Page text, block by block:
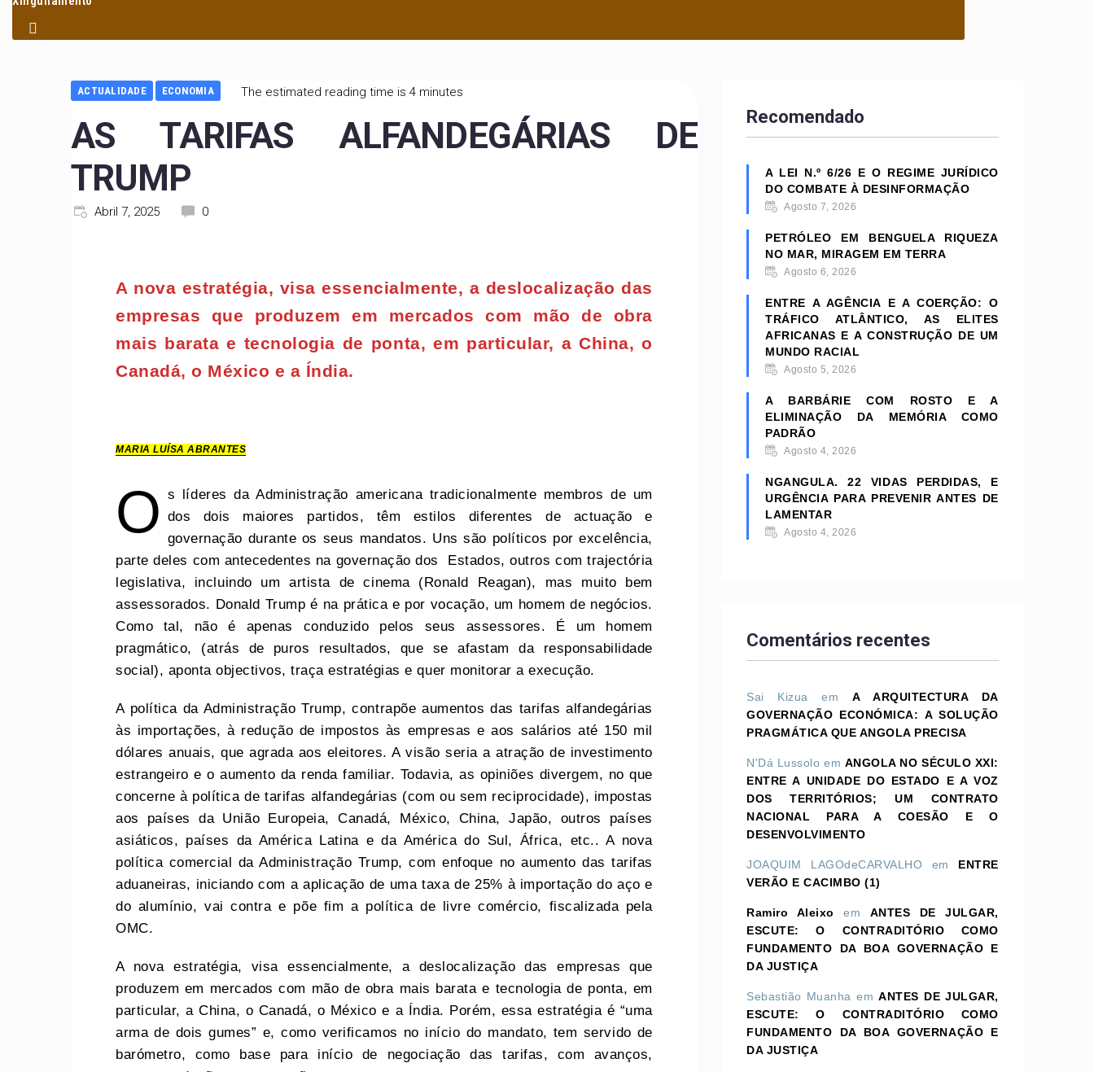
ACTUALIDADE ECONOMIA The estimated reading time is 4 minutes
AS TARIFAS ALFANDEGÁRIAS DE
TRUMP
Abril 7, 2025 0
A nova estratégia, visa essencialmente, a deslocalização das
empresas que produzem em mercados com mão de obra
mais barata e tecnologia de ponta, em particular, a China, o
Canadá, o México e a Índia.
MARIA LUÍSA ABRANTES
O s líderes da Administração americana tradicionalmente membros de um
dos dois maiores partidos, têm estilos diferentes de actuação e
governação durante os seus mandatos. Uns são políticos por excelência,
parte deles com antecedentes na governação dos Estados, outros com trajectória
legislativa, incluindo um artista de cinema (Ronald Reagan), mas muito bem
assessorados. Donald Trump é na prática e por vocação, um homem de negócios.
Como tal, não é apenas conduzido pelos seus assessores. É um homem
pragmático, (atrás de puros resultados, que se afastam da responsabilidade
social), aponta objectivos, traça estratégias e quer monitorar a execução.
A política da Administração Trump, contrapõe aumentos das tarifas alfandegárias
às importações, à redução de impostos às empresas e aos salários até 150 mil
dólares anuais, que agrada aos eleitores. A visão seria a atração de investimento
estrangeiro e o aumento da renda familiar. Todavia, as opiniões divergem, no que
concerne à política de tarifas alfandegárias (com ou sem reciprocidade), impostas
aos países da União Europeia, Canadá, México, China, Japão, outros países
asiáticos, países da América Latina e da América do Sul, África, etc.. A nova
política comercial da Administração Trump, com enfoque no aumento das tarifas
aduaneiras, iniciando com a aplicação de uma taxa de 25% à importação do aço e
do alumínio, vai contra e põe fim a política de livre comércio, fiscalizada pela
OMC.
A nova estratégia, visa essencialmente, a deslocalização das empresas que
produzem em mercados com mão de obra mais barata e tecnologia de ponta, em
particular, a China, o Canadá, o México e a Índia. Porém, essa estratégia é “uma
arma de dois gumes” e, como verificamos no início do mandato, tem servido de
barómetro, como base para início de negociação das tarifas, com avanços,
Recomendado
A LEI N.º 6/26 E O REGIME JURÍDICO
DO COMBATE À DESINFORMAÇÃO
Agosto 7, 2026
PETRÓLEO EM BENGUELA RIQUEZA
NO MAR, MIRAGEM EM TERRA
Agosto 6, 2026
ENTRE A AGÊNCIA E A COERÇÃO: O
TRÁFICO ATLÂNTICO, AS ELITES
AFRICANAS E A CONSTRUÇÃO DE UM
MUNDO RACIAL
Agosto 5, 2026
A BARBÁRIE COM ROSTO E A
ELIMINAÇÃO DA MEMÓRIA COMO
PADRÃO
Agosto 4, 2026
NGANGULA. 22 VIDAS PERDIDAS, E
URGÊNCIA PARA PREVENIR ANTES DE
LAMENTAR
Agosto 4, 2026
Comentários recentes
Sai Kizua emA ARQUITECTURA DA
GOVERNAÇÃO ECONÓMICA: A SOLUÇÃO
PRAGMÁTICA QUE ANGOLA PRECISA
N'Dá Lussolo em ANGOLA NO SÉCULO XXI:
ENTRE A UNIDADE DO ESTADO E A VOZ
DOS TERRITÓRIOS; UM CONTRATO
NACIONAL PARA A COESÃO E O
DESENVOLVIMENTO
JOAQUIM LAGOdeCARVALHO em ENTRE
VERÃO E CACIMBO (1)
Ramiro Aleixo em ANTES DE JULGAR,
ESCUTE: O CONTRADITÓRIO COMO
FUNDAMENTO DA BOA GOVERNAÇÃO E
DA JUSTIÇA
Sebastião Muanha emANTES DE JULGAR,
ESCUTE: O CONTRADITÓRIO COMO
FUNDAMENTO DA BOA GOVERNAÇÃO E
DA JUSTIÇA